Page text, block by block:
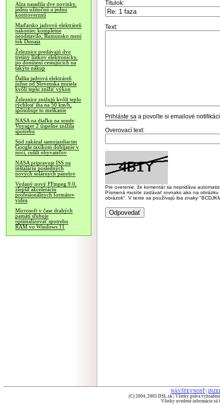
Alza nasadila dve novinky,
jednu užitočnú a jednu
kontroverznú
Maďarsko jadrovú elektráreň
nakoniec kompletne
neodstavilo, Rumunsko mení
tok Dunaja
Železnice predávajú dve
tretiny lístkov elektronicky,
po donútení cestujúcich na
takýto nákup
Ďalšia jadrová elektráreň
južne od Slovenska musela
kvôli teplu znížiť výkon
Železnice znižujú kvôli teplu
rýchlosť iba na 50 km/h,
spôsobuje to meškanie
NASA na diaľku na sonde
Voyager 2 úspešne znížila
spotrebu
Súd zakázal samojazdiacim
Google taxíkom dobíjanie v
noci, rušili obyvateľov
NASA pripravuje ISS na
inštaláciu posledných
nových solárnych panelov
Vydaný nový FFmpeg 9.0,
zlepšil akceleráciu
profesionálnych formátov
videa
Microsoft v čase drahých
pamätí sľubuje
optimalizovať spotrebu
RAM vo Windows 11
Titulok:
Text:
Prihláste sa a povoľte si emailové
Overovací text:
Pre overenie, že komentár sa nepridáva
Písmená musíte zadávať rovnako ako na
obrázok". V texte sa používajú iba znaky
NÁVŠTEVNOSŤ
(C) 2004, 2005 DSL.sk | Všetky práva
Všetky uvedené informácie sú